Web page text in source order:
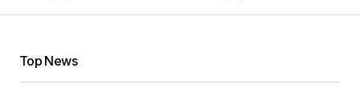
Top News